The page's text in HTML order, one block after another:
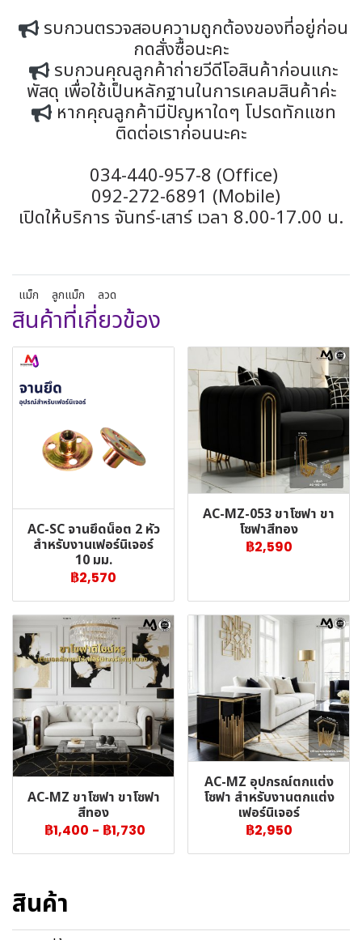
รบกวนตรวจสอบความถูกต้องของที่อยู่ก่อน
กดสั่งซื้อนะคะ
รบกวนคุณลูกค้าถ่ายวีดีโอสินค้าก่อนแกะ
พัสดุ เพื่อใช้เป็นหลักฐานในการเคลมสินค้าค่ะ
หากคุณลูกค้ามีปัญหาใดๆ โปรดทักแชท
ติดต่อเราก่อนนะคะ
034-440-957-8 (Office)
092-272-6891 (Mobile)
เปิดให้บริการ จันทร์-เสาร์ เวลา 8.00-17.00 น.
แม็ก ลูกแม็ก ลวด
สินค้าที่เกี่ยวข้อง
AC-SC จานยึดน็อต 2 หัว
สำหรับงานเฟอร์นิเจอร์
10 มม.
฿2,570
AC-MZ-053 ขาโซฟา ขา
โซฟาสีทอง
฿2,590
AC-MZ ขาโซฟา ขาโซฟา
สีทอง
฿1,400 - ฿1,730
AC-MZ อุปกรณ์ตกแต่ง
โซฟา สำหรับงานตกแต่ง
เฟอร์นิเจอร์
฿2,950
สินค้า